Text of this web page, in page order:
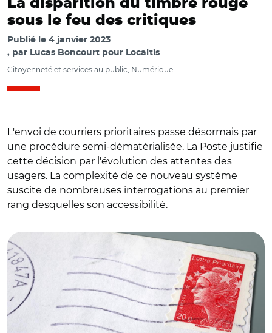
La disparition du timbre rouge
sous le feu des critiques
Publié le 4 janvier 2023
par Lucas Boncourt pour Localtis
Citoyenneté et services au public, Numérique
L'envoi de courriers prioritaires passe désormais par
une procédure semi-dématérialisée. La Poste justifie
cette décision par l'évolution des attentes des
usagers. La complexité de ce nouveau système
suscite de nombreuses interrogations au premier
rang desquelles son accessibilité.